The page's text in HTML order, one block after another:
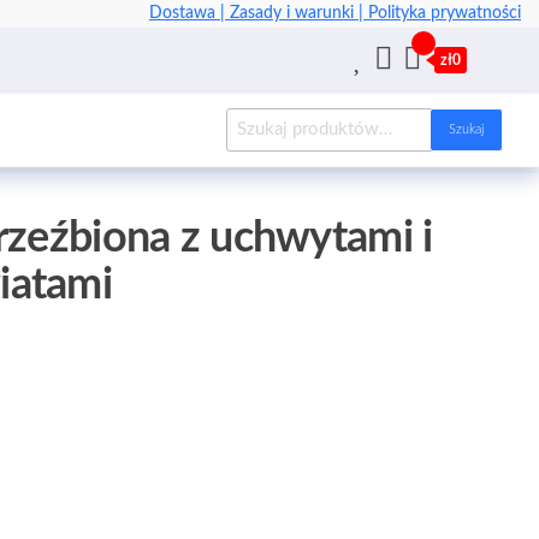
Dostawa | Zasady i warunki | Polityka prywatności
zł0
Szukaj
z uchwytami i